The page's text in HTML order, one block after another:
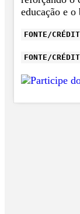
educação e o
FONTE/
FONTE/